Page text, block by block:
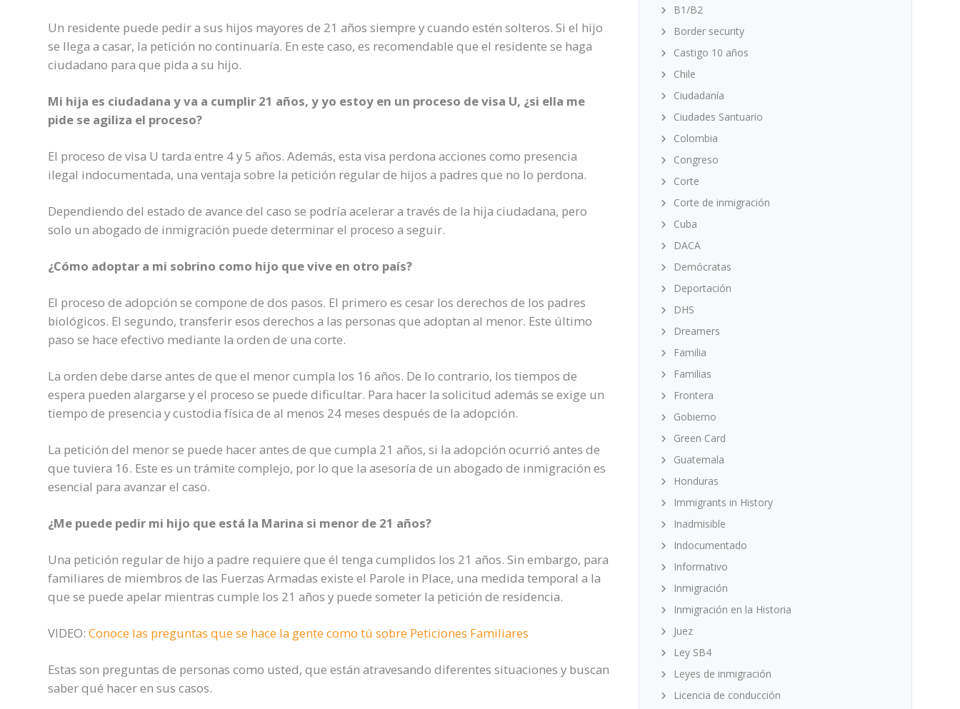
Un residente puede pedir a sus hijos mayores de 21 años siempre y cuando estén solteros. Si el hijo
se llega a casar, la petición no continuaría. En este caso, es recomendable que el residente se haga
ciudadano para que pida a su hijo.
Mi hija es ciudadana y va a cumplir 21 años, y yo estoy en un proceso de visa U, ¿si ella me
pide se agiliza el proceso?
El proceso de visa U tarda entre 4 y 5 años. Además, esta visa perdona acciones como presencia
ilegal indocumentada, una ventaja sobre la petición regular de hijos a padres que no lo perdona.
Dependiendo del estado de avance del caso se podría acelerar a través de la hija ciudadana, pero
solo un abogado de inmigración puede determinar el proceso a seguir.
¿Cómo adoptar a mi sobrino como hijo que vive en otro país?
El proceso de adopción se compone de dos pasos. El primero es cesar los derechos de los padres
biológicos. El segundo, transferir esos derechos a las personas que adoptan al menor. Este último
paso se hace efectivo mediante la orden de una corte.
La orden debe darse antes de que el menor cumpla los 16 años. De lo contrario, los tiempos de
espera pueden alargarse y el proceso se puede dificultar. Para hacer la solicitud además se exige un
tiempo de presencia y custodia física de al menos 24 meses después de la adopción.
La petición del menor se puede hacer antes de que cumpla 21 años, si la adopción ocurrió antes de
que tuviera 16. Este es un trámite complejo, por lo que la asesoría de un abogado de inmigración es
esencial para avanzar el caso.
¿Me puede pedir mi hijo que está la Marina si menor de 21 años?
Una petición regular de hijo a padre requiere que él tenga cumplidos los 21 años. Sin embargo, para
familiares de miembros de las Fuerzas Armadas existe el Parole in Place, una medida temporal a la
que se puede apelar mientras cumple los 21 años y puede someter la petición de residencia.
VIDEO: Conoce las preguntas que se hace la gente como tú sobre Peticiones Familiares
Estas son preguntas de personas como usted, que están atravesando diferentes situaciones y buscan
saber qué hacer en sus casos.
B1/B2
Border security
Castigo 10 años
Chile
Ciudadanía
Ciudades Santuario
Colombia
Congreso
Corte
Corte de inmigración
Cuba
DACA
Demócratas
Deportación
DHS
Dreamers
Familia
Familias
Frontera
Gobierno
Green Card
Guatemala
Honduras
Immigrants in History
Inadmisible
Indocumentado
Informativo
Inmigración
Inmigración en la Historia
Juez
Ley SB4
Leyes de inmigración
Licencia de conducción